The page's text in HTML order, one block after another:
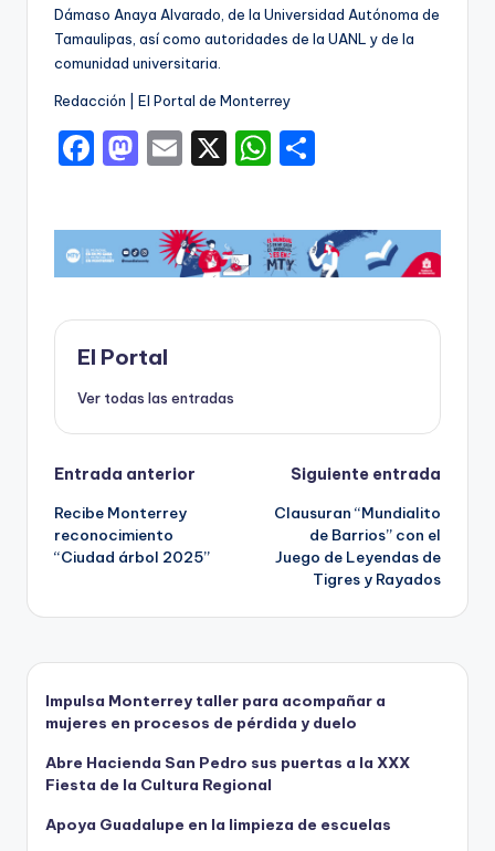
Dámaso Anaya Alvarado, de la Universidad Autónoma de
Tamaulipas, así como autoridades de la UANL y de la
comunidad universitaria.
Redacción | El Portal de Monterrey
F
c
e
b
o
o
k
M
st
o
d
o
n
E
ai
l
X
W
a
ts
A
p
m
p
ar
ti
El Portal
Ver todas las entradas
Navegación
de
entradas
Entrada anterior
Recibe Monterrey
reconocimiento
“Ciudad árbol 2025”
Siguiente entrada
Clausuran “Mundialito
de Barrios” con el
Juego de Leyendas de
Tigres y Rayados
Impulsa Monterrey taller para acompañar a
mujeres en procesos de pérdida y duelo
Abre Hacienda San Pedro sus puertas a la XXX
Fiesta de la Cultura Regional
Apoya Guadalupe en la limpieza de escuelas